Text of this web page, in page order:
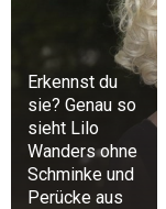
Erkennst du
sie? Genau so
sieht Lilo
Wanders ohne
Schminke und
Perücke aus